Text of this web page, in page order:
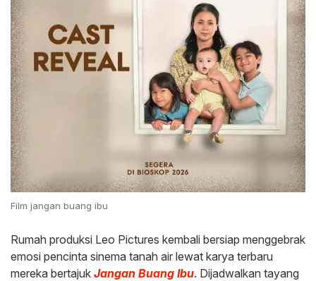
Film jangan buang ibu
Rumah produksi Leo Pictures kembali bersiap menggebrak
emosi pencinta sinema tanah air lewat karya terbaru
mereka bertajuk Jangan Buang Ibu. Dijadwalkan tayang